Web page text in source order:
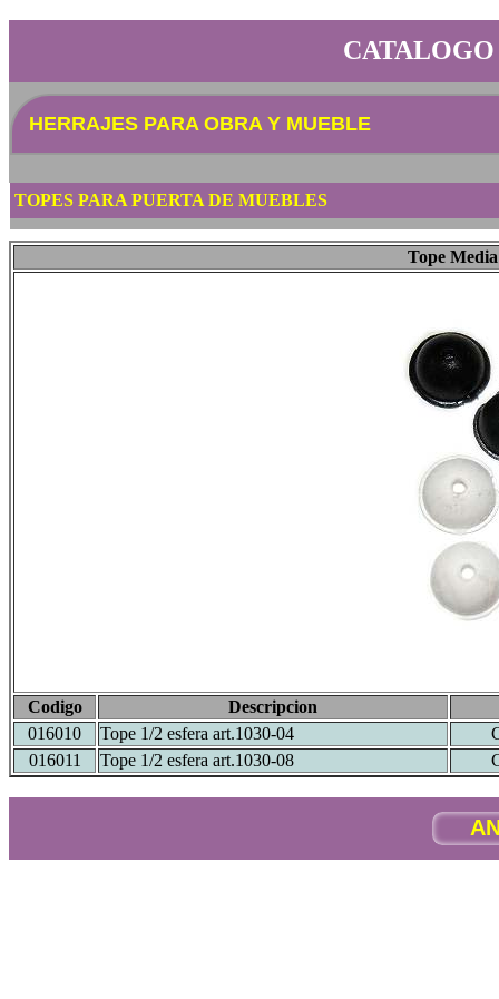
HERRAJES PARA OBRA Y MUEBLE
TOPES PARA PUERTA DE MUEBLES
Tope
Codigo
Descripcion
016010
Tope 1/2 esfera art.1030-04
016011
Tope 1/2 esfera art.1030-08